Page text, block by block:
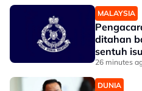
MALAYSIA
ditahan
sentuh
26 minutes
DUNIA